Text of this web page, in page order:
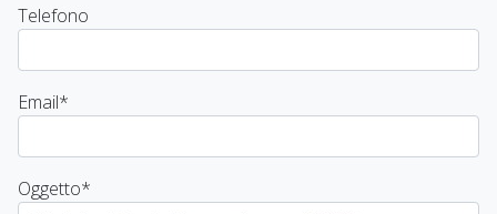
Telefono
Email*
Oggetto*